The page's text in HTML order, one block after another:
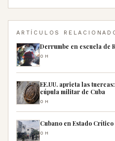
ARTÍCULOS
Derrumbe en escuela de
0H
EE.UU. aprieta las
cúpula militar de Cuba
0H
Cubano en Estado
0H